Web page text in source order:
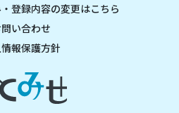
登録内容の変更はこちら
い合わせ
報保護方針